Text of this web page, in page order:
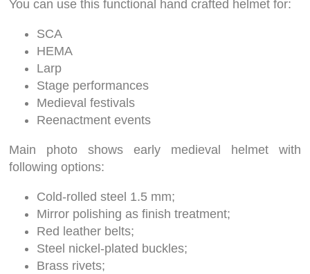
You can use this functional hand crafted helmet for:
SCA
HEMA
Larp
Stage performances
Medieval festivals
Reenactment events
Main photo shows early medieval helmet with
following options:
Cold-rolled steel 1.5 mm;
Mirror polishing as finish treatment;
Red leather belts;
Steel nickel-plated buckles;
Brass rivets;